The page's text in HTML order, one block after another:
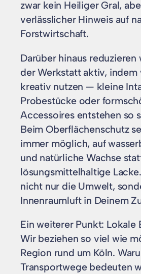
zwar kein Heiliger Gral,
verlässlicher Hinweis auf
Forstwirtschaft.
Darüber hinaus reduzieren
der Werkstatt aktiv, indem
kreativ nutzen — kleine
Probestücke oder
Accessoires entstehen so
Beim Oberflächenschutz
immer möglich, auf
und natürliche Wachse
lösungsmittelhaltige
nicht nur die Umwelt,
Innenraumluft in Deinem
Ein weiterer Punkt: Lokale
Wir beziehen so viel wie
Region rund um Köln.
Transportwege bedeuten